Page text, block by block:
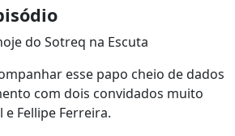
do Sotreq na Escuta
esse papo cheio de dados
com dois convidados muito
e Fellipe Ferreira.